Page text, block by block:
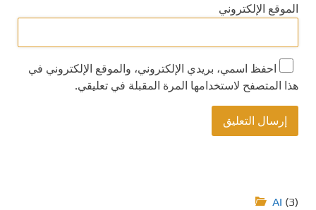
الموقع الإلكتروني
احفظ اسمي، بريدي الإلكتروني، والموقع الإلكتروني في
هذا المتصفح لاستخدامها المرة المقبلة في تعليقي.
AI (3)